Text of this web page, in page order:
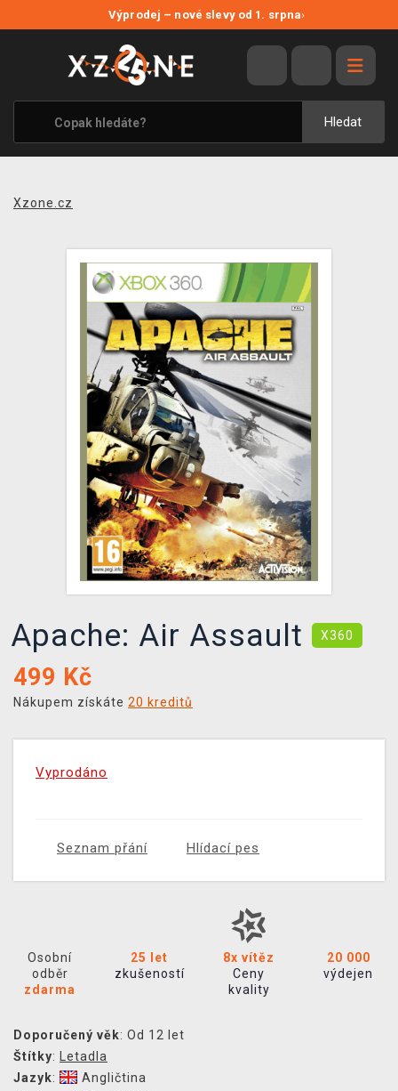
Výprodej – nové slevy od 1. srpna›
Hledat
VÝPRODEJ
VIDEOHRY
XZONE ORIGINALS
TÉMATIKY
SPOLEČENSKÉ HRY
KONTAKT
PRODEJNY
XZONE KLUB
TCG & BOARDGAME HUB
VÝKUP HER (BAZAR)
Xzone.cz
Apache: Air Assault X360
499 Kč
Nákupem získáte 20 kreditů
Vyprodáno
Seznam přání Hlídací pes
Osobní
odběr
zdarma
25 let
zkušeností
8x vítěz
Ceny
kvality
20 000
výdejen
Doporučený věk: Od 12 let
Štítky: Letadla
Jazyk:
Angličtina